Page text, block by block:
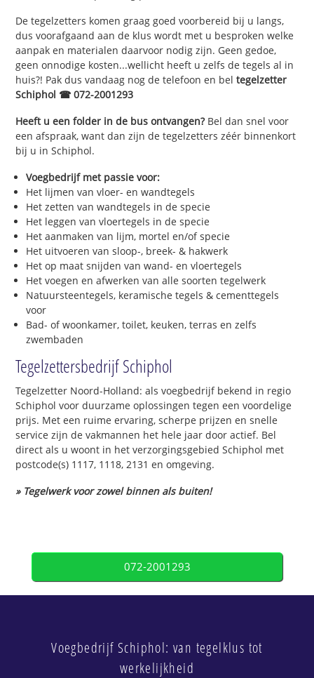
De tegelzetters komen graag goed voorbereid bij u langs,
dus voorafgaand aan de klus wordt met u besproken welke
aanpak en materialen daarvoor nodig zijn. Geen gedoe,
geen onnodige kosten...wellicht heeft u zelfs de tegels al in
huis?! Pak dus vandaag nog de telefoon en beltegelzetter
Schiphol ☎ 072-2001293
Heeft u een folder in de bus ontvangen?Bel dan snel voor
een afspraak, want dan zijn de tegelzetters zéér binnenkort
bij u in Schiphol.
Voegbedrijf met passie voor:
Het lijmen van vloer- en wandtegels
Het zetten van wandtegels in de specie
Het leggen van vloertegels in de specie
Het aanmaken van lijm, mortel en/of specie
Het uitvoeren van sloop-, breek- & hakwerk
Het op maat snijden van wand- en vloertegels
Het voegen en afwerken van alle soorten tegelwerk
Natuursteentegels, keramische tegels & cementtegels
voor
Bad- of woonkamer, toilet, keuken, terras en zelfs
zwembaden
Tegelzettersbedrijf Schiphol
Tegelzetter Noord-Holland: als voegbedrijf bekend in regio
Schiphol voor duurzame oplossingen tegen een voordelige
prijs. Met een ruime ervaring, scherpe prijzen en snelle
service zijn de vakmannen het hele jaar door actief. Bel
direct als u woont in het verzorgingsgebied Schiphol met
postcode(s) 1117, 1118, 2131 en omgeving.
» Tegelwerk voor zowel binnen als buiten!
072-2001293
Voegbedrijf Schiphol: van tegelklus tot
werkelijkheid